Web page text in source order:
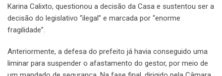
Karina Calixto, questionou a decisão da Casa e sustentou ser a
decisão do legislativo “ilegal” e marcada por “enorme
fragilidade”.
Anteriormente, a defesa do prefeito já havia conseguido uma
liminar para suspender o afastamento do gestor, por meio de